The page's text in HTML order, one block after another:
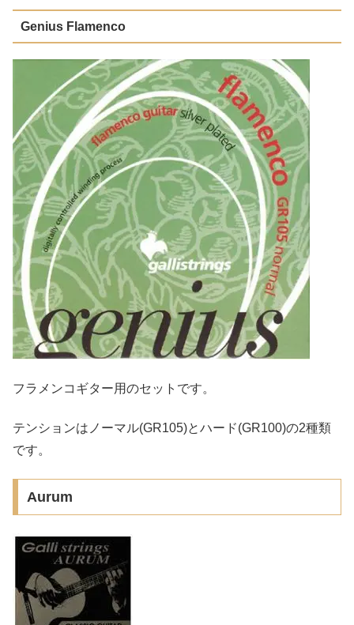
Genius Flamenco
フラメンコギター用のセットです。
テンションはノーマル(GR105)とハード(GR100)の2種類
です。
Aurum